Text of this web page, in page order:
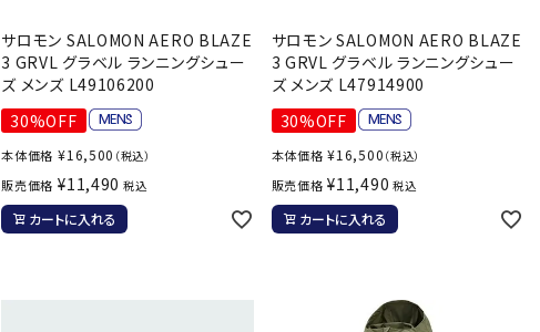
サロモン SALOMON AERO BLAZE
3 GRVL グラベル ランニングシュー
ズ メンズ L49106200
30%OFF
本体価格 ¥16,500 （税込）
販売価格 ¥11,490 税込
カートに入れる
サロモン SALOMON AERO BLAZE
3 GRVL グラベル ランニングシュー
ズ メンズ L47914900
30%OFF
本体価格 ¥16,500 （税込）
販売価格 ¥11,490 税込
カートに入れる